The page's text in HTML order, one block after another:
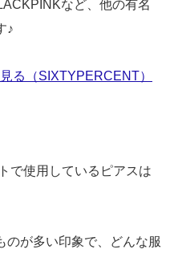
など、他の有名
♪
る（SIXTYPERCENT）
で使用しているピアスは
のが多い印象で、どんな服